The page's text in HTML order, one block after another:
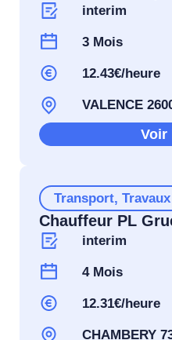
interim
3 Mois
12.43€/heure
VALENCE
Voir
Transport,
Chauffeur PL
interim
4 Mois
12.31€/heure
CHAMBERY